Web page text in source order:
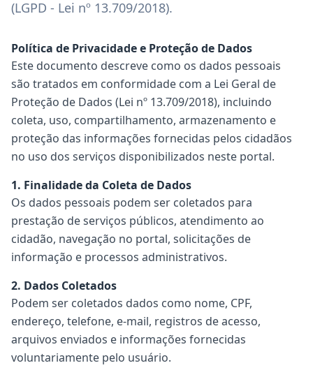
(LGPD - Lei nº 13.709/2018).
Política de Privacidade e Proteção de Dados
Este documento descreve como os dados pessoais
são tratados em conformidade com a Lei Geral de
Proteção de Dados (Lei nº 13.709/2018), incluindo
coleta, uso, compartilhamento, armazenamento e
proteção das informações fornecidas pelos cidadãos
no uso dos serviços disponibilizados neste portal.
1. Finalidade da Coleta de Dados
Os dados pessoais podem ser coletados para
prestação de serviços públicos, atendimento ao
cidadão, navegação no portal, solicitações de
informação e processos administrativos.
2. Dados Coletados
Podem ser coletados dados como nome, CPF,
endereço, telefone, e-mail, registros de acesso,
arquivos enviados e informações fornecidas
voluntariamente pelo usuário.